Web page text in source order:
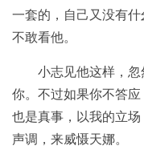
一套的，自己又没有
不敢看他。
小志见他这样，
你。不过如果你不答
也是真事，以我的立
声调，来威慑天娜。